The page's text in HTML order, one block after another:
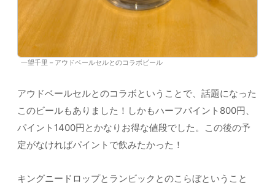
一望千里 – アウドベールセルとのコラボビール
アウドベールセルとのコラボということで、話題になった
このビールもありました！しかもハーフパイント800円、
パイント1400円とかなりお得な値段でした。この後の予
定がなければパイントで飲みたかった！
キングニードロップとランビックとのこらぼということ